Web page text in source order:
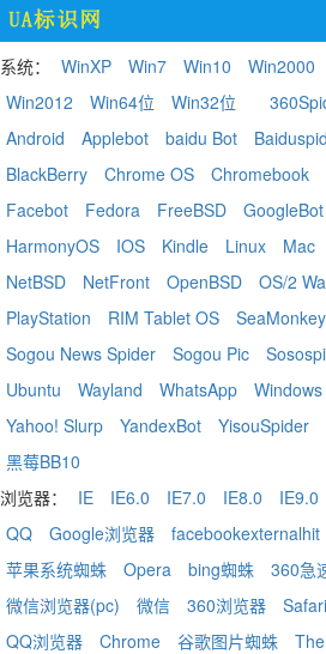
系统： WinXP Win7 Win10 Win2000
Win2012
Win64位 Win32位
Android
Applebot baidu Bot
BlackBerry
Chrome OS Chromebook
Facebot
Fedora FreeBSD GoogleBot
HarmonyOS
IOS Kindle Linux Mac
NetBSD
NetFront OpenBSD OS/2
PlayStation
RIM Tablet OS SeaMonkey
Sogou News Spider
Sogou Pic
Ubuntu
Wayland WhatsApp Windows
Yahoo! Slurp
YandexBot YisouSpider
黑莓BB10
浏览器：
IE IE6.0 IE7.0 IE8.0 IE9.0
QQ
Google浏览器 facebookexternalhit
苹果系统蜘蛛
Opera bing蜘蛛 360急
微信浏览器(pc)
微信 360浏览器
QQ浏览器
Chrome 谷歌图片蜘蛛